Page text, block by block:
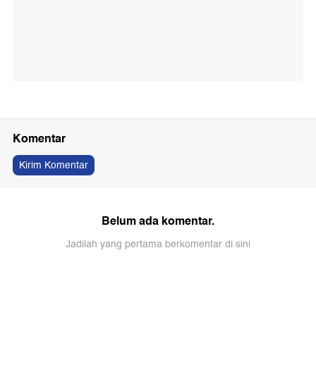
Komentar
Kirim Komentar
Belum ada komentar.
Jadilah yang pertama berkomentar di sini